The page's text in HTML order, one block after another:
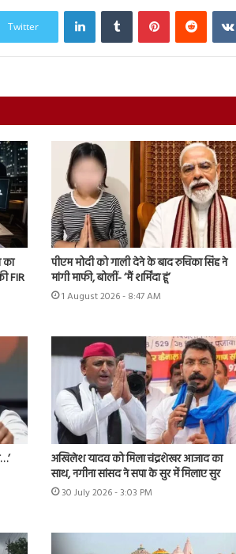
Twitter
LinkedInTumblr PinterestReddit
का
FIR
पीएम मोदी को गाली देने के बाद रुचिका सिंह ने
मांगी माफी, बोलीं- ‘मैं शर्मिंदा हूं’
1 August 2026 - 8:47 AM
अखिलेश यादव को मिला चंद्रशेखर आजाद का
साथ, नगीना सांसद ने सपा के सुर में मिलाए सुर
30 July 2026 - 3:03 PM